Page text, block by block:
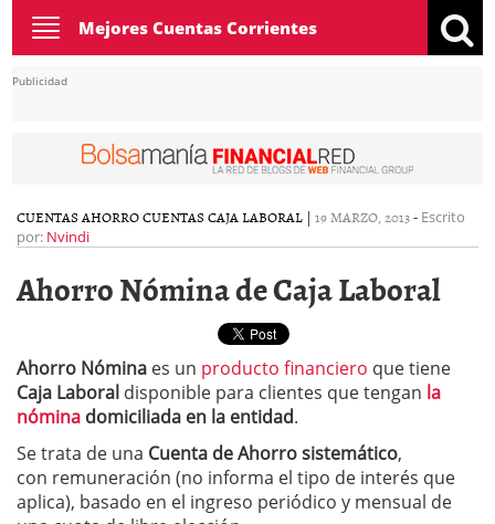
Toggle
navigation
Mejores Cuentas Corrientes
Publicidad
CUENTAS AHORROCUENTAS CAJA LABORAL | 19 MARZO, 2013- Escrito
por: Nvindi
Ahorro Nómina de Caja Laboral
Ahorro Nómina es un producto financiero que tiene
Caja Laboral disponible para clientes que tengan la
nómina domiciliada en la entidad.
Se trata de una Cuenta de Ahorro sistemático,
con remuneración (no informa el tipo de interés que
aplica), basado en el ingreso periódico y mensual de